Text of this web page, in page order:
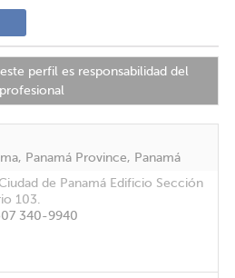
perfil es responsabilidad del
profesional
Panamá Province, Panamá
de Panamá Edificio Sección
103.
340-9940